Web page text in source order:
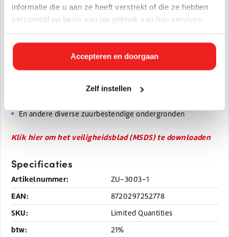
informatie die u aan ze heeft verstrekt of die ze hebben
verzameld op basis van uw gebruik van hun services.
Accepteren en doorgaan
Zelf instellen
minuten laten inwerken.
Bij voorkeur altijd eerst uittesten op een onopvallende plek!
Toepassingsgebieden
Binnenvaartschepen
En andere diverse zuurbestendige ondergronden
Klik hier om het veiligheidsblad (MSDS) te downloaden
Specificaties
Artikelnummer: ZU-3003-1
EAN: 8720297252778
SKU: Limited Quantities
btw: 21%